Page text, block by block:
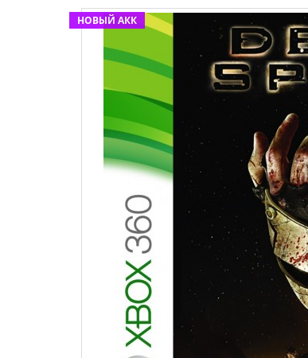
НОВЫЙ АКК